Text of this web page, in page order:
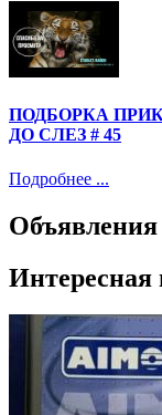
ПОДБОРКА
ДО СЛЕЗ # 45
Подробнее ...
Объявления